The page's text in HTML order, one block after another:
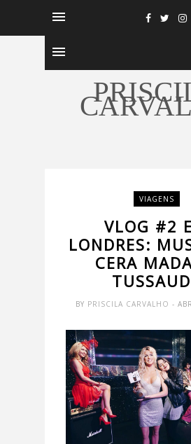
VIAGENS
VLOG #2
LONDRES:
CERA
BY PRISCILA CARVALHO -